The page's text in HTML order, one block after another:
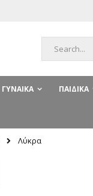
ΓΥΝΑΊΚΑ ΠΑΙΔΙΚΆ
Λύκρα